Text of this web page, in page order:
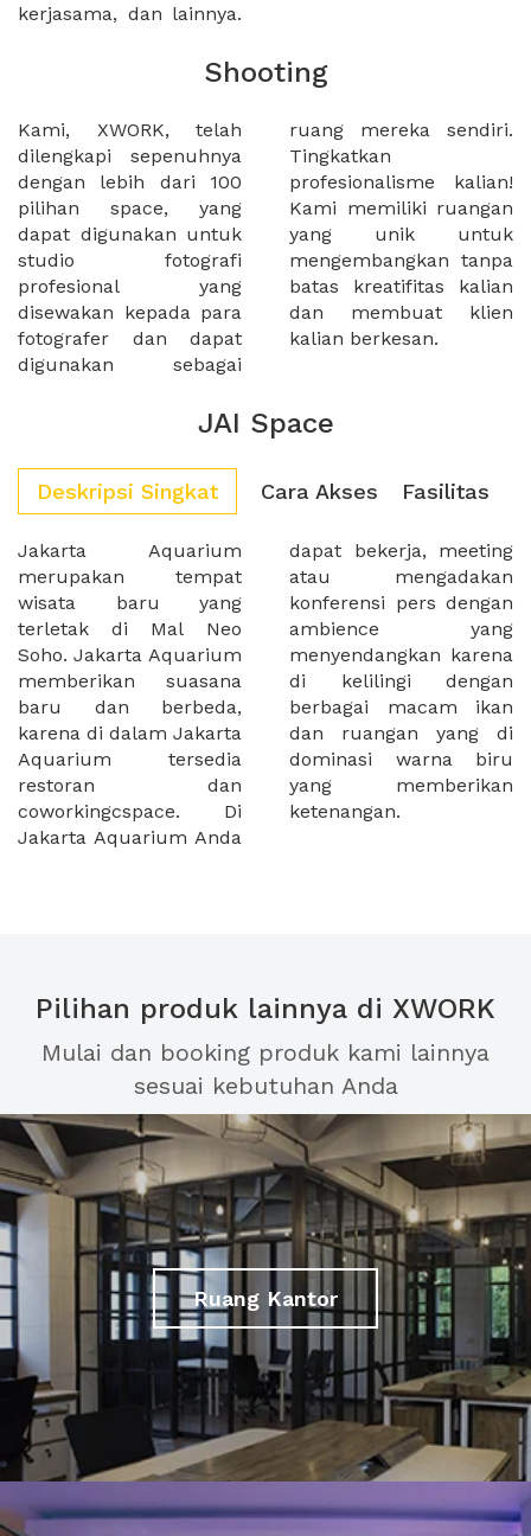
kerjasama, dan lainnya.
Shooting
Kami, XWORK, telah
dilengkapi sepenuhnya
dengan lebih dari 100
pilihan space, yang
dapat digunakan untuk
studio fotografi
profesional yang
disewakan kepada para
fotografer dan dapat
digunakan sebagai
ruang mereka sendiri.
Tingkatkan
profesionalisme kalian!
Kami memiliki ruangan
yang unik untuk
mengembangkan tanpa
batas kreatifitas kalian
dan membuat klien
kalian berkesan.
JAI Space
Deskripsi Singkat Cara Akses Fasilitas
Jakarta Aquarium
merupakan tempat
wisata baru yang
terletak di Mal Neo
Soho. Jakarta Aquarium
memberikan suasana
baru dan berbeda,
karena di dalam Jakarta
Aquarium tersedia
restoran dan
coworkingcspace. Di
Jakarta Aquarium Anda
dapat bekerja, meeting
atau mengadakan
konferensi pers dengan
ambience yang
menyendangkan karena
di kelilingi dengan
berbagai macam ikan
dan ruangan yang di
dominasi warna biru
yang memberikan
ketenangan.
Pilihan produk lainnya di XWORK
Mulai dan booking produk kami lainnya
sesuai kebutuhan Anda
Ruang Kantor